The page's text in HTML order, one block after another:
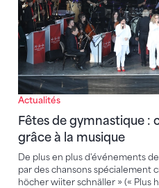
Actualités
Fêtes de gymnastique :
grâce à la musique
De plus en plus d'événements
par des chansons spécialement
höcher wiiter schnäller » (« Plus